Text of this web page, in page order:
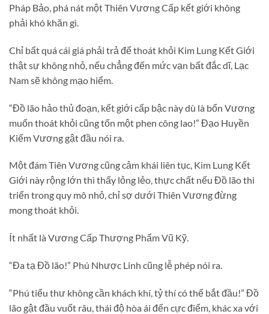
Pháp Bảo, phá nát một Thiên Vương Cấp kết giới không
phải khó khăn gì.
Chỉ bất quá cái giá phải trả để thoát khỏi Kim Lung Kết Giới
thật sự không nhỏ, nếu chẳng đến mức vạn bất đắc dĩ, Lạc
Nam sẽ không mạo hiểm.
“Đồ lão hảo thủ đoạn, kết giới cấp bậc này dù là bổn Vương
muốn thoát khỏi cũng tốn một phen công lao!” Đạo Huyền
Kiếm Vương gật đầu nói ra.
Một đám Tiên Vương cũng cảm khái liên tục, Kim Lung Kết
Giới này rộng lớn thì thấy lỏng lẻo, thực chất nếu Đồ lão thi
triển trong quy mô nhỏ, chỉ sợ dưới Thiên Vương đừng
mong thoát khỏi.
Ít nhất là Vương Cấp Thượng Phẩm Vũ Kỹ.
“Đa tạ Đồ lão!” Phú Nhược Linh cũng lễ phép nói ra.
“Phú tiểu thư không cần khách khí, tỷ thí có thể bắt đầu!” Đồ
lão gật đầu vuốt râu, thái độ hòa ái đến cực điểm, khác xa với